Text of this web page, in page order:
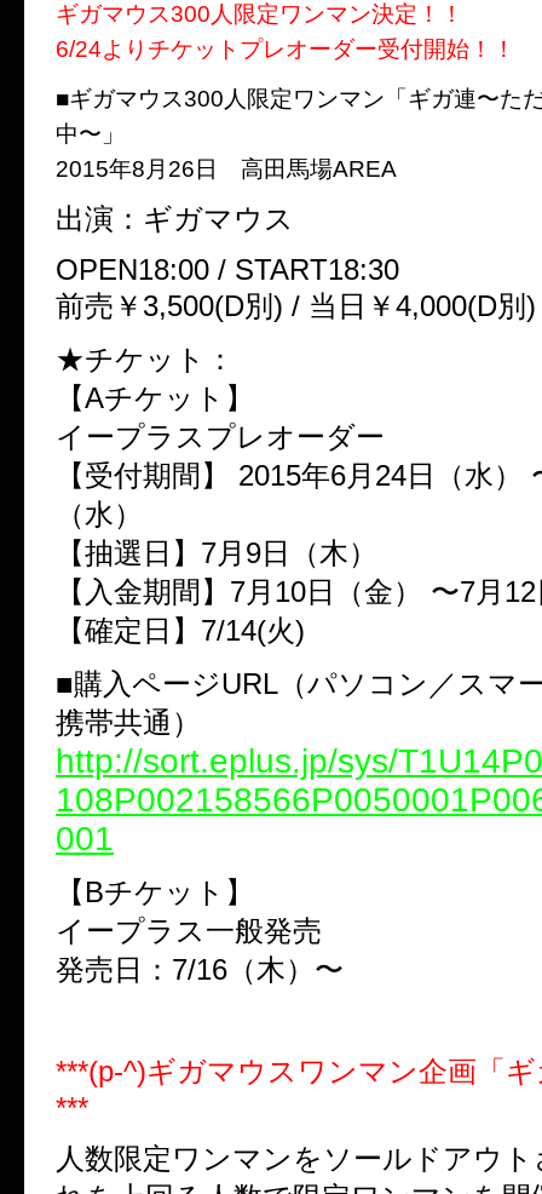
ギガマウス300人限定ワンマン決定！！
6/24よりチケットプレオーダー受付開始！！
■ギガマウス300人限定ワンマン「ギガ連〜た
中〜」
2015年8月26日 高田馬場AREA
出演：ギガマウス
OPEN18:00 / START18:30
前売￥3,500(D別) / 当日￥4,000(D別)
★チケット：
【Aチケット】
イープラスプレオーダー
【受付期間】 2015年6月24日（水）
（水）
【抽選日】7月9日（木）
【入金期間】7月10日（金） 〜7月
【確定日】7/14(火)
■購入ページURL（パソコン／スマ
携帯共通）
http://sort.eplus.jp/sys/
001
【Bチケット】
イープラス一般発売
発売日：7/16（木）〜
***(p-^)ギガマウスワンマン企画「
***
人数限定ワンマンをソールドアウ